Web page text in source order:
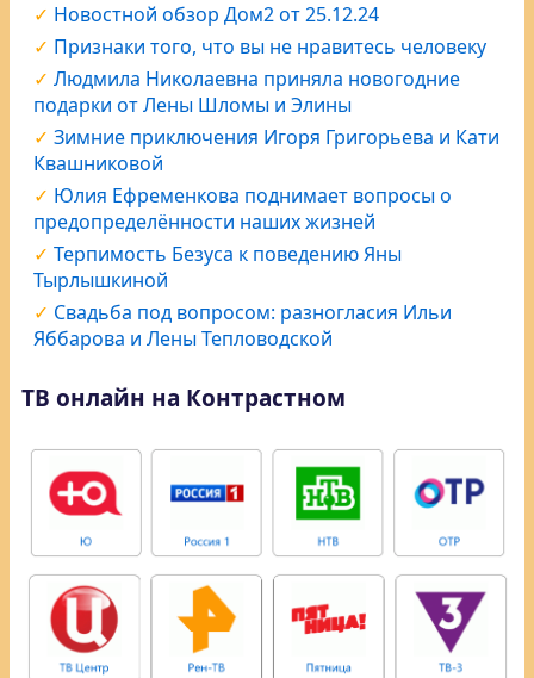
Новостной обзор Дом2 от 25.12.24
Признаки того, что вы не нравитесь человеку
Людмила Николаевна приняла новогодние
подарки от Лены Шломы и Элины
Зимние приключения Игоря Григорьева и Кати
Квашниковой
Юлия Ефременкова поднимает вопросы о
предопределённости наших жизней
Терпимость Безуса к поведению Яны
Тырлышкиной
Свадьба под вопросом: разногласия Ильи
Яббарова и Лены Тепловодской
ТВ онлайн на Контрастном